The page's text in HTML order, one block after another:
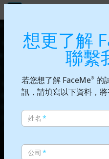
FaceMe AI 驅動
想更了解
聯繫
若您想了解 FaceMe® 的
訊，請填寫以下資料，將
姓名 *
公司 *